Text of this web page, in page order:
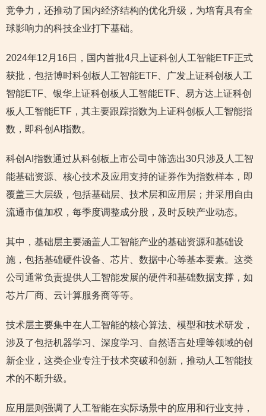
竞争力，还推动了国内经济结构的优化升级，为培育具有全
球影响力的科技企业打下基础。
2024年12月16日，国内首批4只上证科创人工智能ETF正式
获批，包括博时科创板人工智能ETF、广发上证科创板人工
智能ETF、银华上证科创板人工智能ETF、易方达上证科创
板人工智能ETF，其主要跟踪指数为上证科创板人工智能指
数，即科创AI指数。
科创AI指数通过从科创板上市公司中筛选出30只涉及人工智
能基础资源、核心技术及应用支持的证券作为指数样本，即
覆盖三大层级，包括基础层、技术层和应用层；并采用自由
流通市值加权，每季度调整成分股，及时反映产业动态。
其中，基础层主要涵盖人工智能产业的基础资源和基础设
施，包括基础硬件设备、芯片、数据中心等基本要素。这类
公司通常负责提供人工智能发展的硬件和基础数据支撑，如
芯片厂商、云计算服务商等等。
技术层主要集中在人工智能的核心算法、模型和技术研发，
涉及了包括机器学习、深度学习、自然语言处理等领域的创
新企业，这类企业专注于技术突破和创新，推动人工智能技
术的不断升级。
应用层则强调了人工智能在实际场景中的应用和行业支持，